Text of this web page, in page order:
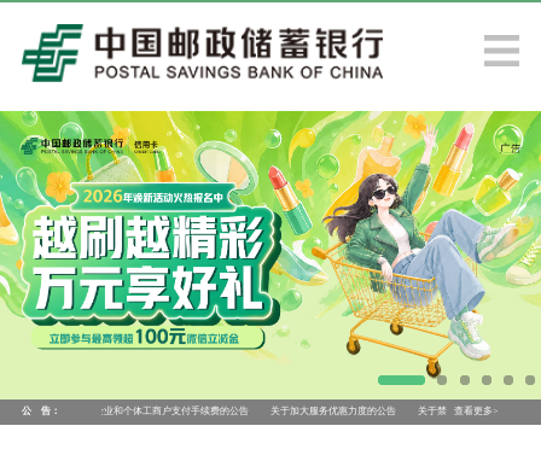
公 告：
继续降低小微企业和个体工商户支付手续费的公告 关于加大服务优惠力度的公告 关于禁止使用我行账户、产品、
查看更多>